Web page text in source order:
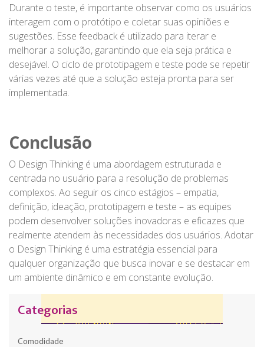
Durante o teste, é importante observar como os usuários
interagem com o protótipo e coletar suas opiniões e
sugestões. Esse feedback é utilizado para iterar e
melhorar a solução, garantindo que ela seja prática e
desejável. O ciclo de prototipagem e teste pode se repetir
várias vezes até que a solução esteja pronta para ser
implementada.
Conclusão
O Design Thinking é uma abordagem estruturada e
centrada no usuário para a resolução de problemas
complexos. Ao seguir os cinco estágios – empatia,
definição, ideação, prototipagem e teste – as equipes
podem desenvolver soluções inovadoras e eficazes que
realmente atendem às necessidades dos usuários. Adotar
o Design Thinking é uma estratégia essencial para
qualquer organização que busca inovar e se destacar em
um ambiente dinâmico e em constante evolução.
Categorias
Comodidade